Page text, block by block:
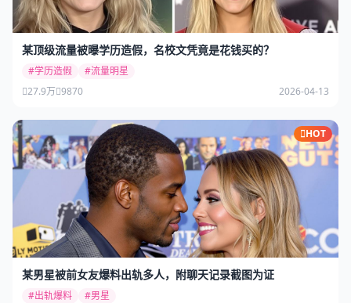
某顶级流量被曝学历造假，名校文凭竟是花钱买的？
#学历造假
#流量明星
27.9万 9870 2026-04-13
HOT
某男星被前女友爆料出轨多人，附聊天记录截图为证
#出轨爆料
#男星